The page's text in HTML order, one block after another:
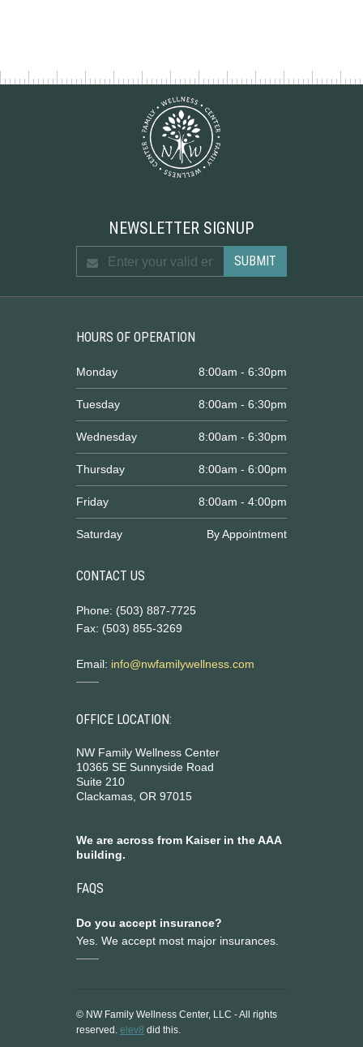
NEWSLETTER SIGNUP
HOURS OF OPERATION
Monday 8:00am - 6:30pm
Tuesday 8:00am - 6:30pm
Wednesday 8:00am - 6:30pm
Thursday 8:00am - 6:00pm
Friday 8:00am - 4:00pm
Saturday By Appointment
CONTACT US
Phone: (503) 887-7725
Fax: (503) 855-3269
Email: info@nwfamilywellness.com
OFFICE LOCATION:
NW Family Wellness Center
10365 SE Sunnyside Road
Suite 210
Clackamas, OR 97015
We are across from Kaiser in the AAA
building.
FAQS
Do you accept insurance?
Yes. We accept most major insurances.
© NW Family Wellness Center, LLC - All rights
reserved. elev8 did this.